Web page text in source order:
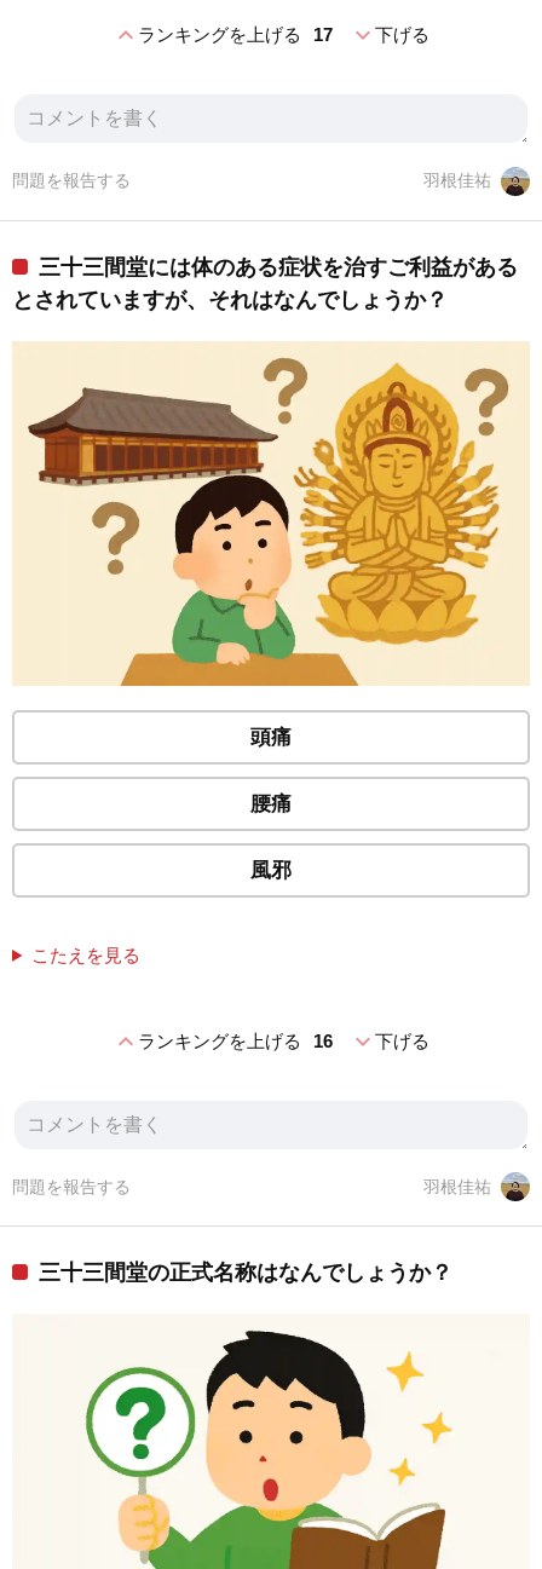
expand_lessランキングを上げる 17 expand_more下げる
羽根佳祐
問題を報告する
三十三間堂には体のある症状を治すご利益がある
とされていますが、それはなんでしょうか？
頭痛
腰痛
風邪
こたえを見る
expand_lessランキングを上げる 16 expand_more下げる
羽根佳祐
問題を報告する
三十三間堂の正式名称はなんでしょうか？